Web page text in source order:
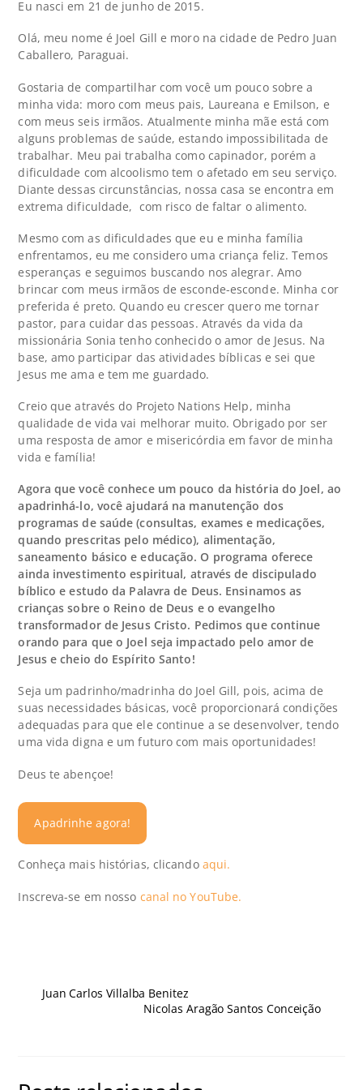
Eu nasci em 21 de junho de 2015.
Olá, meu nome é Joel Gill e moro na cidade de Pedro Juan
Caballero, Paraguai.
Gostaria de compartilhar com você um pouco sobre a
minha vida: moro com meus pais, Laureana e Emilson, e
com meus seis irmãos. Atualmente minha mãe está com
alguns problemas de saúde, estando impossibilitada de
trabalhar. Meu pai trabalha como capinador, porém a
dificuldade com alcoolismo tem o afetado em seu serviço.
Diante dessas circunstâncias, nossa casa se encontra em
extrema dificuldade, com risco de faltar o alimento.
Mesmo com as dificuldades que eu e minha família
enfrentamos, eu me considero uma criança feliz. Temos
esperanças e seguimos buscando nos alegrar. Amo
brincar com meus irmãos de esconde-esconde. Minha cor
preferida é preto. Quando eu crescer quero me tornar
pastor, para cuidar das pessoas. Através da vida da
missionária Sonia tenho conhecido o amor de Jesus. Na
base, amo participar das atividades bíblicas e sei que
Jesus me ama e tem me guardado.
Creio que através do Projeto Nations Help, minha
qualidade de vida vai melhorar muito. Obrigado por ser
uma resposta de amor e misericórdia em favor de minha
vida e família!
Agora que você conhece um pouco da história do Joel, ao
apadrinhá-lo, você ajudará na manutenção dos
programas de saúde (consultas, exames e medicações,
quando prescritas pelo médico), alimentação,
saneamento básico e educação. O programa oferece
ainda investimento espiritual, através de discipulado
bíblico e estudo da Palavra de Deus. Ensinamos as
crianças sobre o Reino de Deus e o evangelho
transformador de Jesus Cristo. Pedimos que continue
orando para que o Joel seja impactado pelo amor de
Jesus e cheio do Espírito Santo!
Seja um padrinho/madrinha do Joel Gill, pois, acima de
suas necessidades básicas, você proporcionará condições
adequadas para que ele continue a se desenvolver, tendo
uma vida digna e um futuro com mais oportunidades!
Deus te abençoe!
Apadrinhe agora!
Conheça mais histórias, clicando aqui.
Inscreva-se em nosso canal no YouTube.
Juan Carlos Villalba Benitez
Nicolas Aragão Santos Conceição